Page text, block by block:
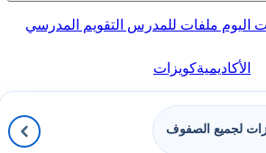
اليوم ملفات للمدرس التقويم المدرسي
الأكاديميةكويزات
لجميع الصفوف